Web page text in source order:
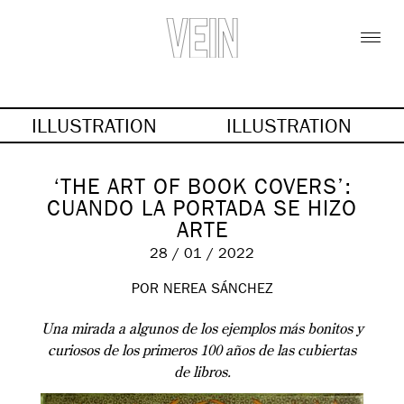
ILLUSTRATION ILLUSTRATION
‘THE ART OF BOOK COVERS’:
CUANDO LA PORTADA SE HIZO
ARTE
28 / 01 / 2022
POR NEREA SÁNCHEZ
Una mirada a algunos de los ejemplos más bonitos y
curiosos de los primeros 100 años de las cubiertas
de libros.